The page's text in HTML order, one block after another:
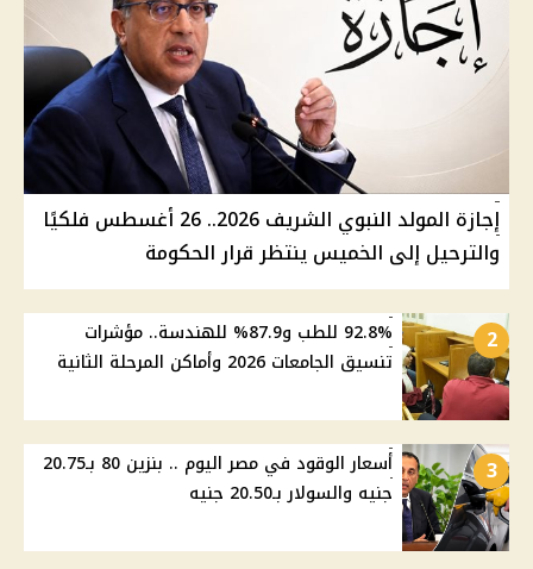
إجازة المولد النبوي الشريف 2026.. 26 أغسطس فلكيًا
والترحيل إلى الخميس ينتظر قرار الحكومة
2
92.8% للطب و87.9% للهندسة.. مؤشرات
تنسيق الجامعات 2026 وأماكن المرحلة الثانية
3
أسعار الوقود في مصر اليوم .. بنزين 80 بـ20.75
جنيه والسولار بـ20.50 جنيه